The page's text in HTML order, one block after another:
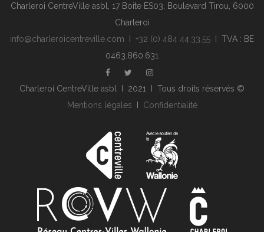
Charleroi CentreVille asbl, 17 Boite ES03, Boulevard Tirou, 6000
Charleroi
info@charleroicentreville.com
+32 (0) 484 44.33.55 I TVA : BE
0463.860.631
Charleroi CentreVille asbl I 2021 I Tous droits réservés ©
Mentions légales
Confidentialité